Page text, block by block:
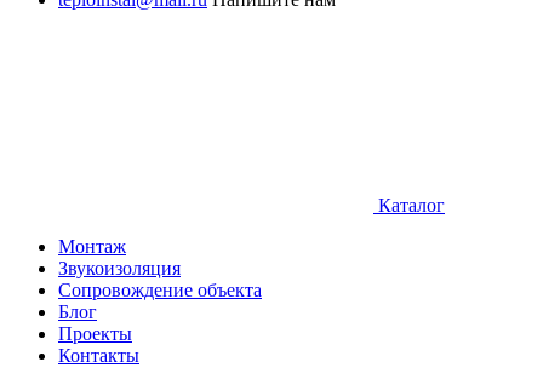
Каталог
Монтаж
Звукоизоляция
Сопровождение объекта
Блог
Проекты
Контакты